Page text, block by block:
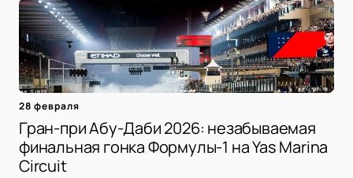
28 февраля
Гран-при Абу-Даби 2026: незабываемая
финальная гонка Формулы-1 на Yas Marina
Circuit